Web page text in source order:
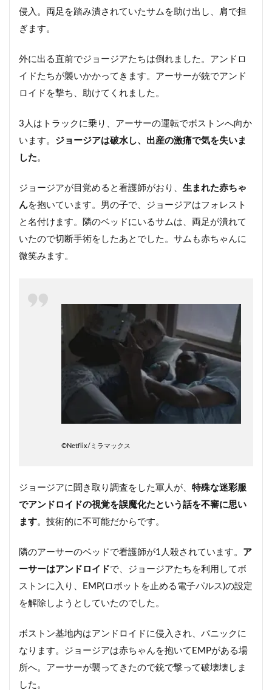
侵入。両足を踏み潰されていたサムを助け出し、肩で担
ぎます。
外に出る直前でジョージアたちは倒れました。アンドロ
イドたちが襲いかかってきます。アーサーが銃でアンド
ロイドを撃ち、助けてくれました。
3人はトラックに乗り、アーサーの運転でボストンへ向か
います。 ジョージアは破水し、出産の激痛で気を失いま
した 。
ジョージアが目覚めると看護師がおり、 生まれた赤ちゃ
んを抱いています。男の子で、ジョージアはフォレスト
と名付けます。隣のベッドにいるサムは、両足が潰れて
いたので切断手術をしたあとでした。サムも赤ちゃんに
微笑みます。
©︎Netflix/ミラマックス
ジョージアに聞き取り調査をした軍人が、 特殊な迷彩服
でアンドロイドの視覚を誤魔化たという話を不審に思い
ます。技術的に不可能だからです。
隣のアーサーのベッドで看護師が1人殺されています。 ア
ーサーはアンドロイドで、ジョージアたちを利用してボ
ストンに入り、EMP(ロボットを止める電子パルス)の設定
を解除しようとしていたのでした。
ボストン基地内はアンドロイドに侵入され、パニックに
なります。ジョージアは赤ちゃんを抱いてEMPがある場
所へ。アーサーが襲ってきたので銃で撃って破壊壊しま
した。